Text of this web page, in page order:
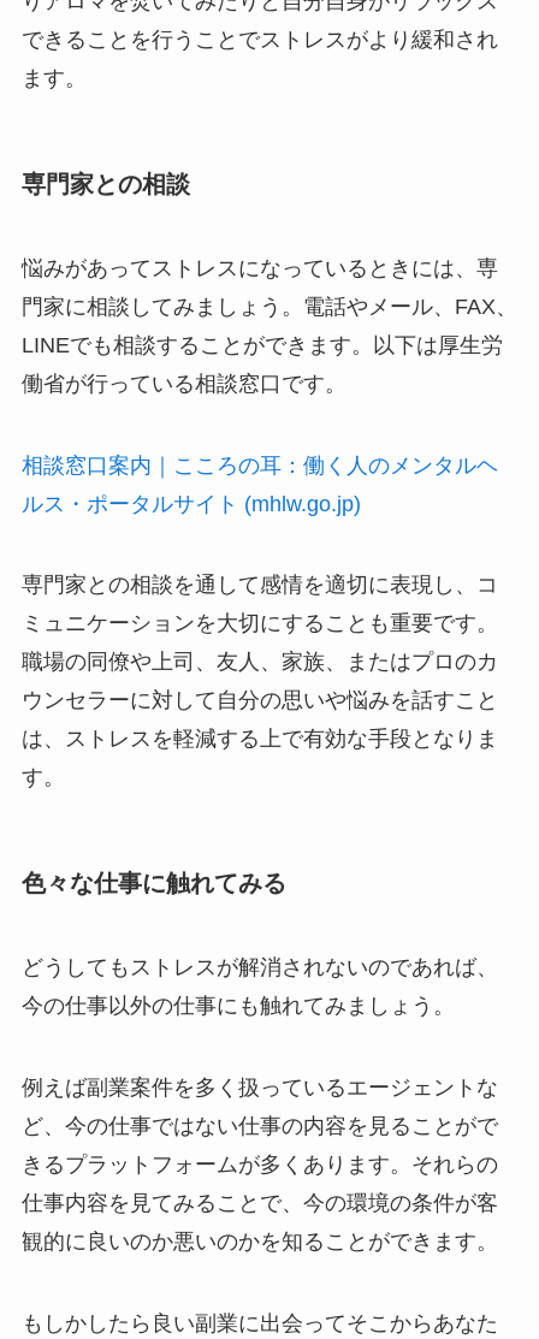
できることを行うことでストレスがより緩和され
ます。
専門家との相談
悩みがあってストレスになっているときには、専
門家に相談してみましょう。電話やメール、FAX、
LINEでも相談することができます。以下は厚生労
働省が行っている相談窓口です。
相談窓口案内｜こころの耳：働く人のメンタルヘ
ルス・ポータルサイト (mhlw.go.jp)
専門家との相談を通して感情を適切に表現し、コ
ミュニケーションを大切にすることも重要です。
職場の同僚や上司、友人、家族、またはプロのカ
ウンセラーに対して自分の思いや悩みを話すこと
は、ストレスを軽減する上で有効な手段となりま
す。
色々な仕事に触れてみる
どうしてもストレスが解消されないのであれば、
今の仕事以外の仕事にも触れてみましょう。
例えば副業案件を多く扱っているエージェントな
ど、今の仕事ではない仕事の内容を見ることがで
きるプラットフォームが多くあります。それらの
仕事内容を見てみることで、今の環境の条件が客
観的に良いのか悪いのかを知ることができます。
もしかしたら良い副業に出会ってそこからあなた